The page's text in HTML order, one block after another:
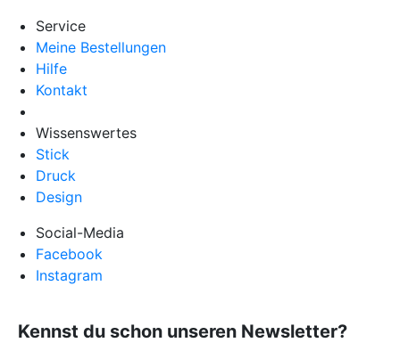
Service
Meine Bestellungen
Hilfe
Kontakt
Wissenswertes
Stick
Druck
Design
Social-Media
Facebook
Instagram
Kennst du schon unseren Newsletter?